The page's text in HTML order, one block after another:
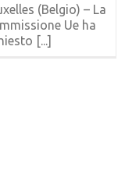
(Belgio) – La
Ue ha
[...]